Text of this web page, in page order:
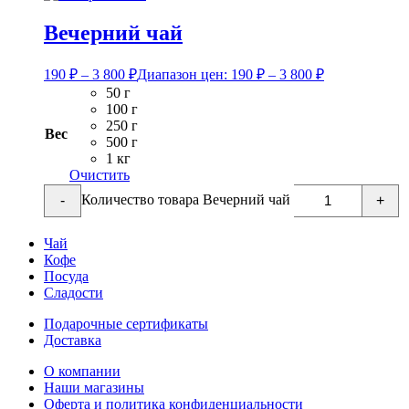
Вечерний чай
190 ₽ – 3 800 ₽Диапазон цен: 190 ₽ – 3 800 ₽
Вес
50 г
100 г
250 г
500 г
1 кг
Очистить
-
Количество товара Вечерний чай +
Чай
Кофе
Посуда
Сладости
Подарочные сертификаты
Доставка
О компании
Наши магазины
Оферта и политика конфиденциальности